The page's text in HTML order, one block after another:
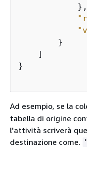
            },
        }
    ]
}
Ad esempio, se la
tabella di origine
l'attività scriverà
destinazione come.